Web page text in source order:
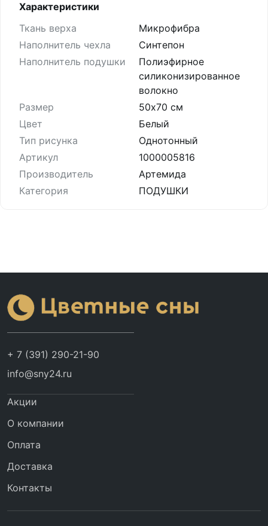
Характеристики
Ткань верха
Микрофибра
Наполнитель чехла
Синтепон
Наполнитель подушки
Полиэфирное
силиконизированное
волокно
Размер
50х70 см
Цвет
Белый
Тип рисунка
Однотонный
Артикул
1000005816
Производитель
Артемида
Категория
ПОДУШКИ
+ 7 (391) 290-21-90
info@sny24.ru
Акции
О компании
Оплата
Доставка
Контакты